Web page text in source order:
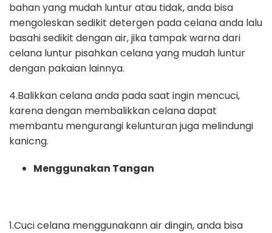
bahan yang mudah luntur atau tidak, anda bisa
mengoleskan sedikit detergen pada celana anda lalu
basahi sedikit dengan air, jika tampak warna dari
celana luntur pisahkan celana yang mudah luntur
dengan pakaian lainnya.
4.Balikkan celana anda pada saat ingin mencuci,
karena dengan membalikkan celana dapat
membantu mengurangi kelunturan juga melindungi
kanicng.
Menggunakan Tangan
1.Cuci celana menggunakann air dingin, anda bisa